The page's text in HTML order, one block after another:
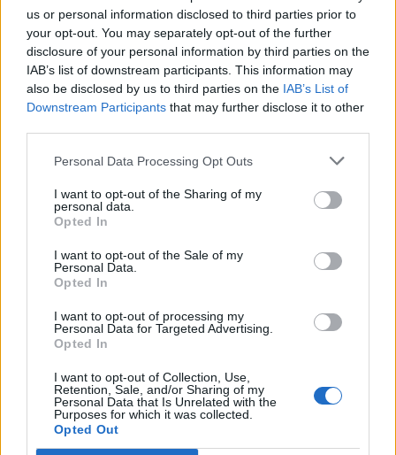
us or personal information disclosed to third parties prior to
your opt-out. You may separately opt-out of the further
disclosure of your personal information by third parties on the
IAB’s list of downstream participants. This information may
also be disclosed by us to third parties on the IAB’s List of
Downstream Participants that may further disclose it to other
Personal Data Processing Opt Outs
I want to opt-out of the Sharing of my
personal data.
Opted In
I want to opt-out of the Sale of my
Personal Data.
Opted In
I want to opt-out of processing my
Personal Data for Targeted Advertising.
Opted In
I want to opt-out of Collection, Use,
Retention, Sale, and/or Sharing of my
Personal Data that Is Unrelated with the
Purposes for which it was collected.
Opted Out
Jos twiitti ei näy laitteellasi voit katsoa sen suoraanTwitteristä
Edellinen artikkeli
räikeän paitsiomaalin KooKoon
verkkoon – katso tilanne!
otteluohjelma turnaukseen
LIITTYVÄT ARTIKKELIT LISÄÄ TEKIJÄLTÄ
Leijonat julkisti ketjut Sveitsi-peliin –
Aleksander Barkov tekee paluun
kaukaloon